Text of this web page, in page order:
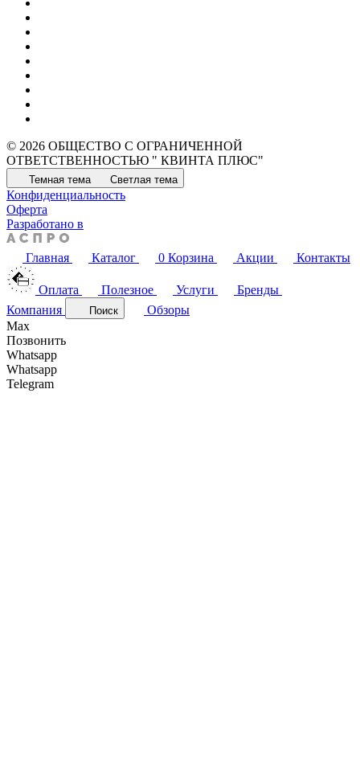
© 2026 ОБЩЕСТВО С ОГРАНИЧЕННОЙ
ОТВЕТСТВЕННОСТЬЮ " КВИНТА ПЛЮС"
Темная тема Светлая тема
Конфиденциальность
Оферта
Разработано в
Главная Каталог 0 Корзина Акции Контакты
Оплата Полезное Услуги
Бренды
Компания
Поиск
Обзоры
Max
Позвонить
Whatsapp
Whatsapp
Telegram